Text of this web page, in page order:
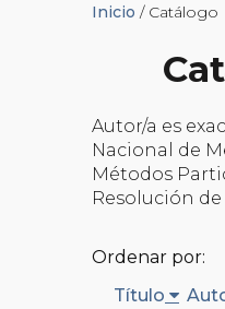
Inicio / Catálogo
Autor/a es
Nacional de
Métodos
Resolución
Ordenar por:
Título